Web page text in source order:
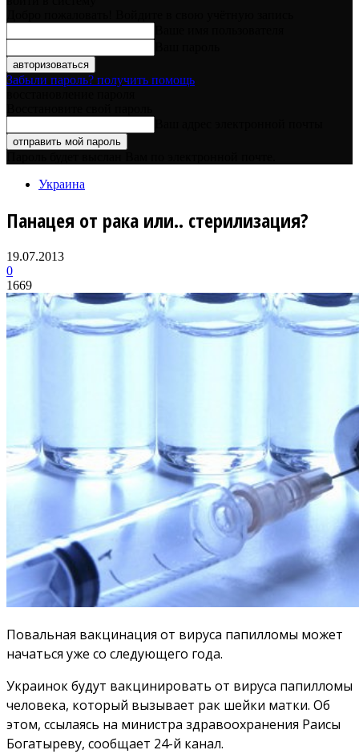
Забыли пароль? получить помощь
Украина
Панацея от рака или.. стерилизация?
19.07.2013
0
1669
Повальная вакцинация от вируса папилломы может
начаться уже со следующего года.
Украинок будут вакцинировать от вируса папилломы
человека, который вызывает рак шейки матки. Об
этом, ссылаясь на министра здравоохранения Раисы
Богатыреву, сообщает 24-й канал.